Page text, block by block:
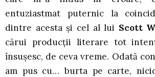
entuziastmat puternic la
dintre acesta și cel al lui Scott
cărui producții literare tot
însușesc, de ceva vreme. Odată
am pus cu… burta pe carte,